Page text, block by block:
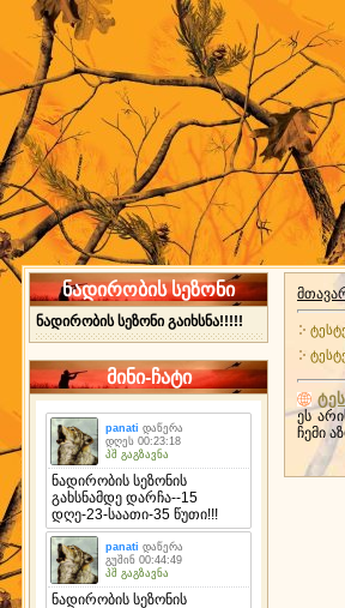
ნადირობის სეზონი
ნადირობის სეზონი გაიხსნა!!!!!
მინი-ჩატი
ეს
ჩემი